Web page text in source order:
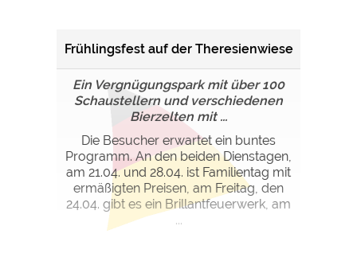
Frühlingsfest auf der Theresienwiese
Ein Vergnügungspark mit über 100
Schaustellern und verschiedenen
Bierzelten mit ...
Die Besucher erwartet ein buntes
Programm. An den beiden Dienstagen,
am 21.04. und 28.04. ist Familientag mit
ermäßigten Preisen, am Freitag, den
24.04. gibt es ein Brillantfeuerwerk, am
...